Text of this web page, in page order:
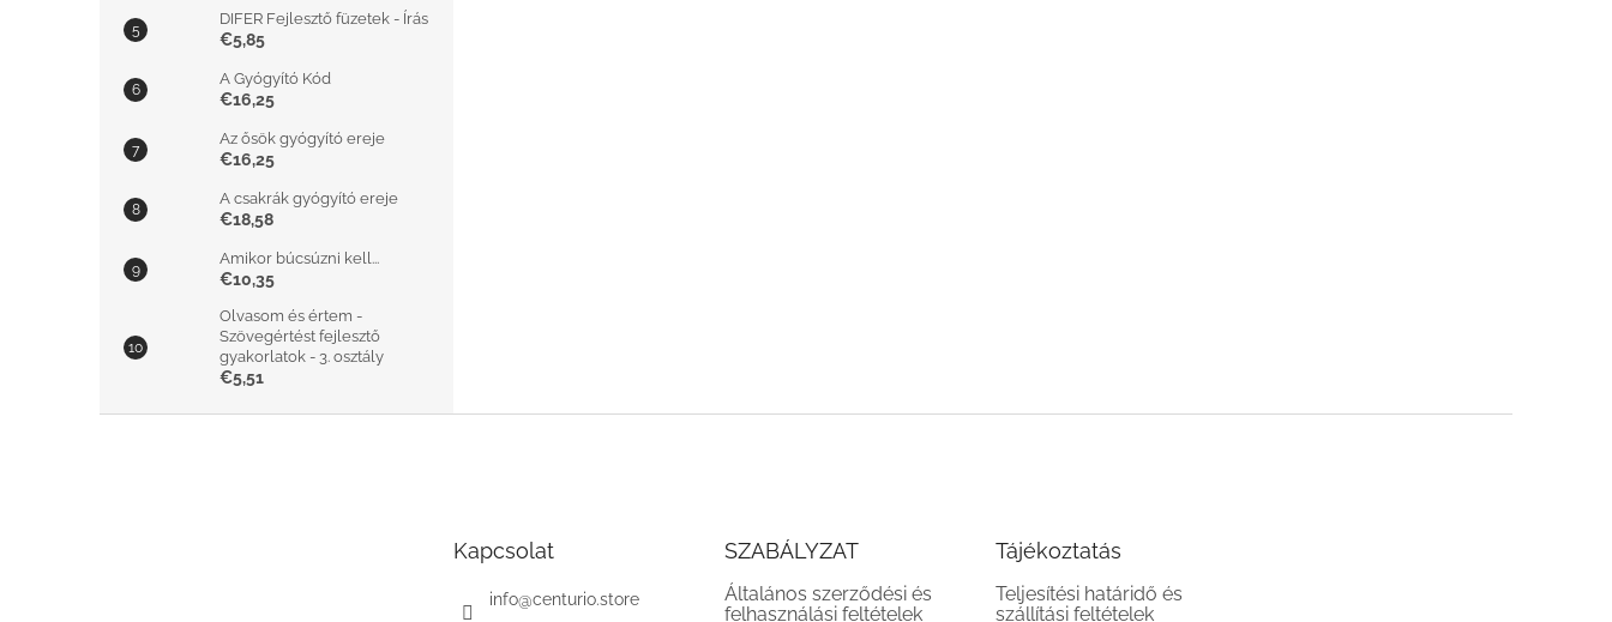
DIFER Fejlesztő füzetek - Írás
€5,85
A Gyógyító Kód
€16,25
Az ősök gyógyító ereje
€16,25
A csakrák gyógyító ereje
€18,58
Amikor búcsúzni kell...
€10,35
Olvasom és értem -
Szövegértést fejlesztő
gyakorlatok - 3. osztály
€5,51
Kapcsolat
info@centurio.store
SZABÁLYZAT
Általános szerződési és
felhasználási feltételek
Tájékoztatás
Teljesítési határidő és
szállítási feltételek